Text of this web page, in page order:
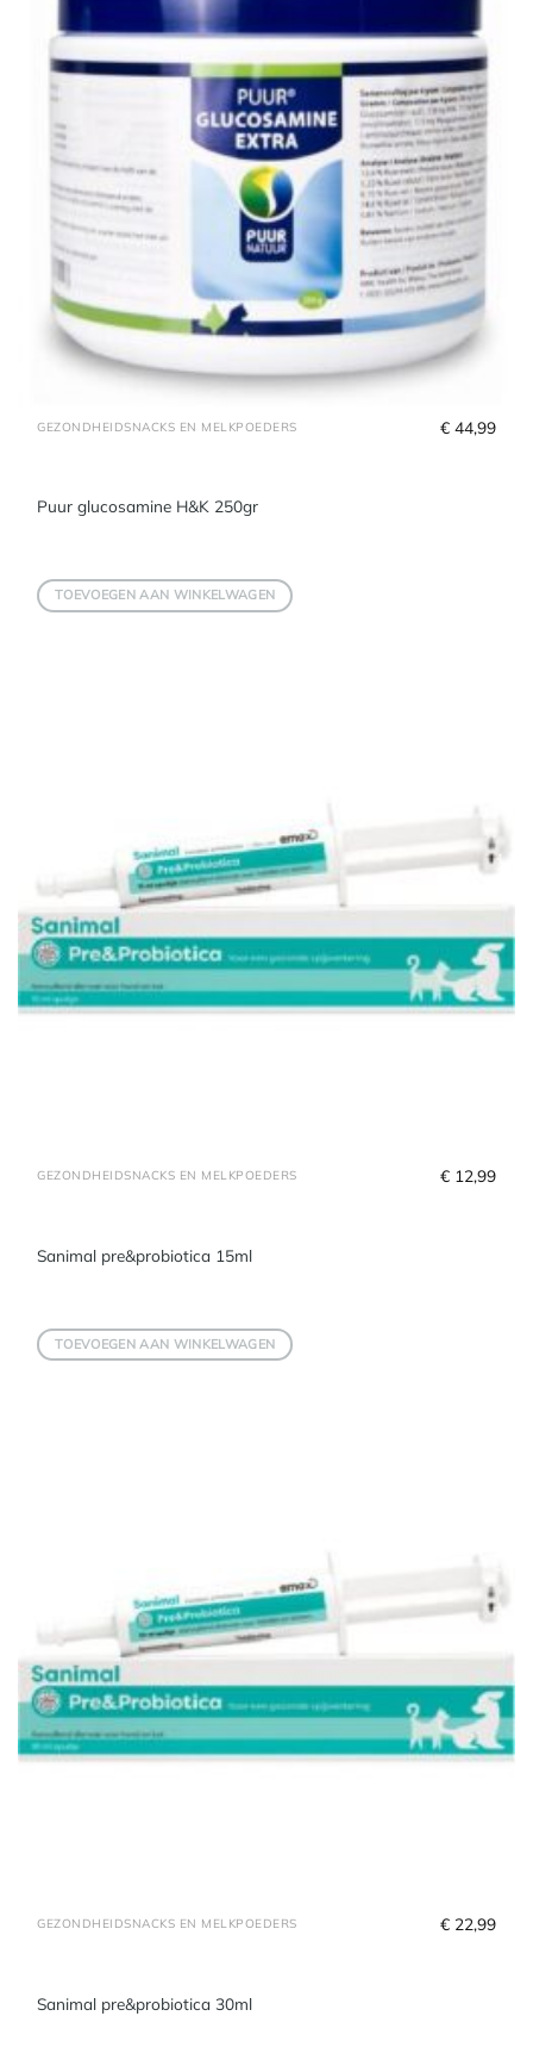
GEZONDHEIDSNACKS EN MELKPOEDERS
Puur glucosamine H&K 250gr
€ 44,99
TOEVOEGEN AAN WINKELWAGEN
GEZONDHEIDSNACKS EN MELKPOEDERS
Sanimal pre&probiotica 15ml
€ 12,99
TOEVOEGEN AAN WINKELWAGEN
GEZONDHEIDSNACKS EN MELKPOEDERS
Sanimal pre&probiotica 30ml
€ 22,99